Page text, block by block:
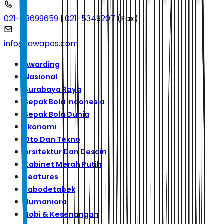
021-53699659 | 021-5349207 (Fax)
info@jawapos.com
Awarding
Nasional
Surabaya Raya
Sepak Bola Indonesia
Sepak Bola Dunia
Ekonomi
Oto Dan Tekno
Arsitektur Dan Desain
Kabinet Merah Putih
Features
Jabodetabek
Humaniora
Hobi & Kesenangan